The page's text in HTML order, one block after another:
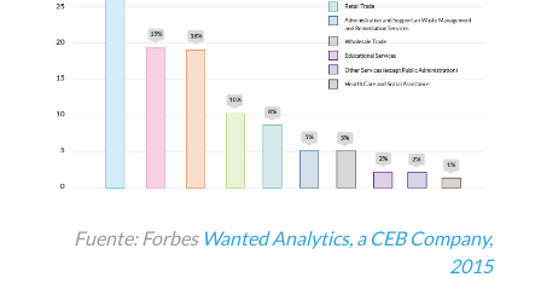
Fuente: Forbes Wanted Analytics, a CEB Company,
2015